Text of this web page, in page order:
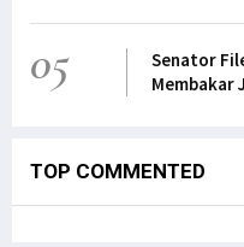
05
Senator
Membakar
TOP COMMENTED